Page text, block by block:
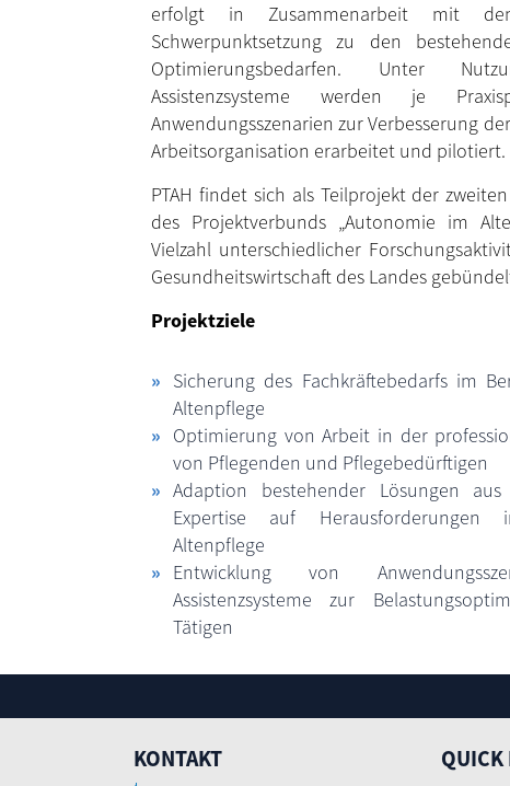
erfolgt in Zusammenarbeit mit
Schwerpunktsetzung zu den
Optimierungsbedarfen. Unter
Assistenzsysteme werden je
Anwendungsszenarien zur Verbesserung
Arbeitsorganisation erarbeitet und pilotiert.
PTAH findet sich als Teilprojekt der
des Projektverbunds „Autonomie im
Vielzahl unterschiedlicher
Gesundheitswirtschaft des Landes
Projektziele
Sicherung des Fachkräftebedarfs im
Altenpflege
Optimierung von Arbeit in der
von Pflegenden und Pflegebedürftigen
Adaption bestehender Lösungen aus
Expertise auf Herausforderungen
Altenpflege
Entwicklung von
Assistenzsysteme zur
Tätigen
KONTAKT QUICK